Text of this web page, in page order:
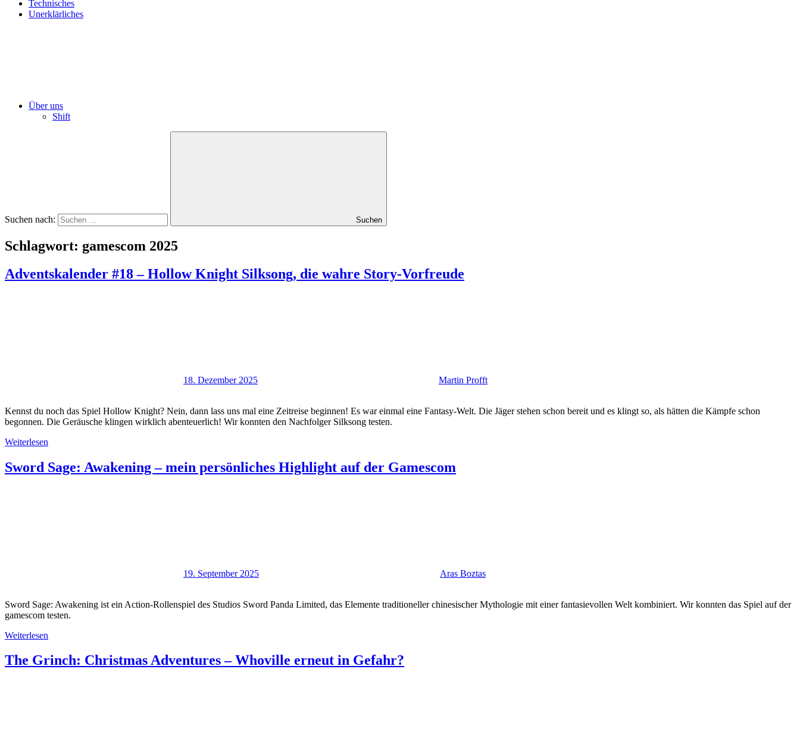
Technisches
Unerklärliches
Über uns
Shift
Suchen nach: Suchen
Schlagwort: gamescom 2025
Adventskalender #18 – Hollow Knight Silksong, die wahre Story-Vorfreude
18. Dezember 2025 Martin Profft
Kennst du noch das Spiel Hollow Knight? Nein, dann lass uns mal eine Zeitreise beginnen! Es war einmal eine Fantasy-Welt. Die Jäger stehen schon bereit und es klingt so, als hätten die Kämpfe schon
begonnen. Die Geräusche klingen wirklich abenteuerlich! Wir konnten den Nachfolger Silksong testen.
Weiterlesen
Sword Sage: Awakening – mein persönliches Highlight auf der Gamescom
19. September 2025 Aras Boztas
Sword Sage: Awakening ist ein Action-Rollenspiel des Studios Sword Panda Limited, das Elemente traditioneller chinesischer Mythologie mit einer fantasievollen Welt kombiniert. Wir konnten das Spiel auf der
gamescom testen.
Weiterlesen
The Grinch: Christmas Adventures – Whoville erneut in Gefahr?